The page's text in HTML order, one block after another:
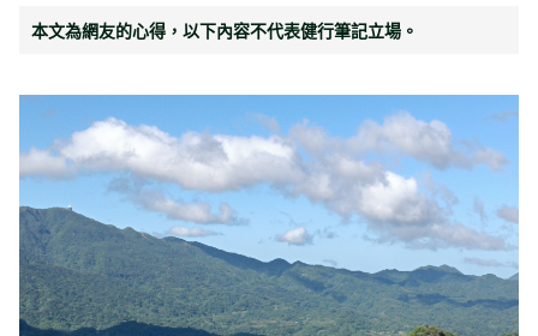
本文為網友的心得，以下內容不代表健行筆記立場。